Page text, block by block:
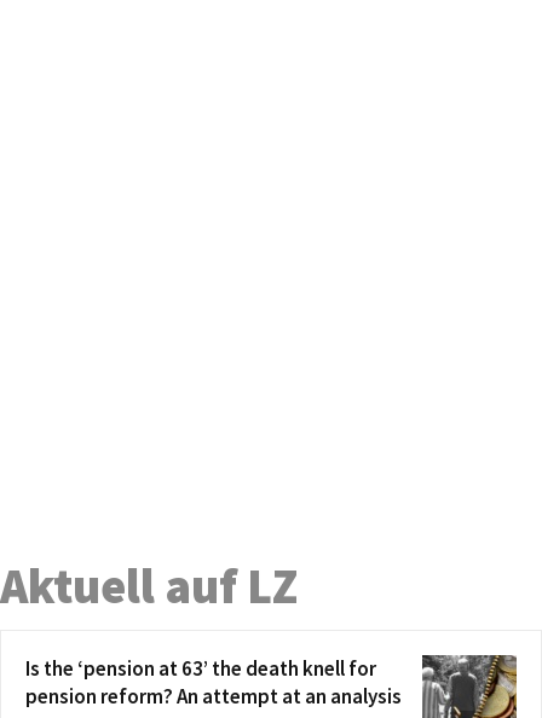
Aktuell auf LZ
Is the ‘pension at 63’ the death knell for
pension reform? An attempt at an analysis